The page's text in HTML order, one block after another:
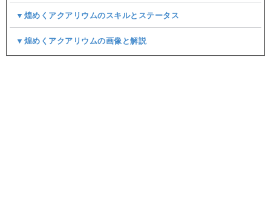
▼煌めくアクアリウムのスキルとステータス
▼煌めくアクアリウムの画像と解説